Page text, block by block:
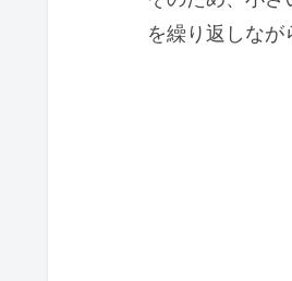
を繰り返しなが